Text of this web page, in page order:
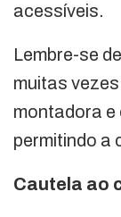
acessíveis.
Lembre-se
muitas
montadora e
permitindo a
Cautela ao